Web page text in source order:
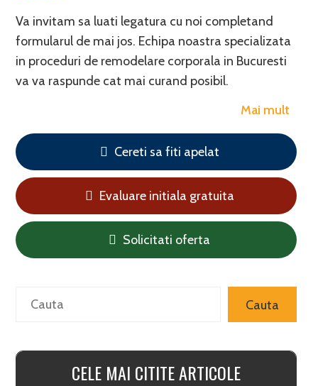
Va invitam sa luati legatura cu noi completand
formularul de mai jos. Echipa noastra specializata
in proceduri de remodelare corporala in Bucuresti
va va raspunde cat mai curand posibil.
Mai mult
Cereti sa fiti apelat
Evaluare initiala gratuita
Solicitati oferta
Search Cauta
CELE MAI CITITE ARTICOLE